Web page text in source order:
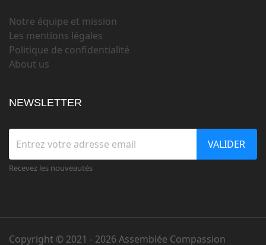
Notre équipe et mission
Les mentions légales
Politique de confidentialité
About us
NEWSLETTER
VALIDER
Recevez les nouveautés
Copyright © 2021 - 2026 Assemblée Compassion